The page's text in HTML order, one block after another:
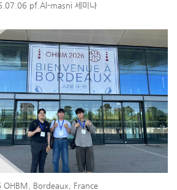
pf.Al-masni 세미나
OHBM, Bordeaux, France